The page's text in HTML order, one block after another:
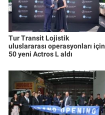
Tur Transit Lojistik
uluslararası operasyonları için
50 yeni Actros L aldı